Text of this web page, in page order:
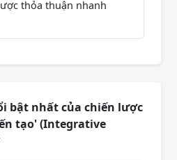
thỏa thuận nhanh
bật nhất của chiến lược
tạo' (Integrative